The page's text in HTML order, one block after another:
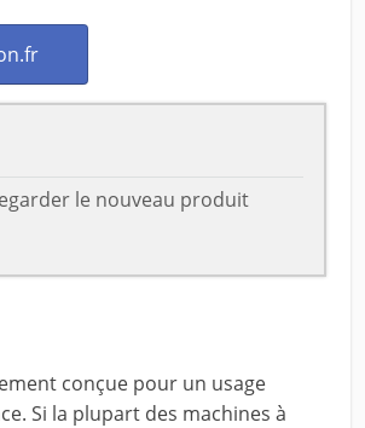
le nouveau produit
conçue pour un usage
Si la plupart des machines à